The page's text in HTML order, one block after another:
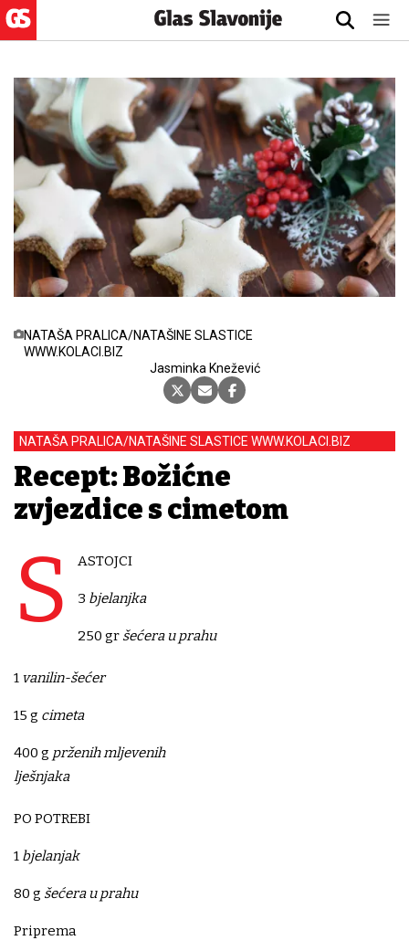
NATAŠA PRALICA/NATAŠINE SLASTICE
WWW.KOLACI.BIZ
Jasminka Knežević
NATAŠA PRALICA/NATAŠINE SLASTICE WWW.KOLACI.BIZ
Recept: Božićne
zvjezdice s cimetom
S ASTOJCI
3 bjelanjka
250 gr šećera u prahu
1 vanilin-šećer
15 g cimeta
400 g prženih mljevenih
lješnjaka
PO POTREBI
1 bjelanjak
80 g šećera u prahu
Priprema